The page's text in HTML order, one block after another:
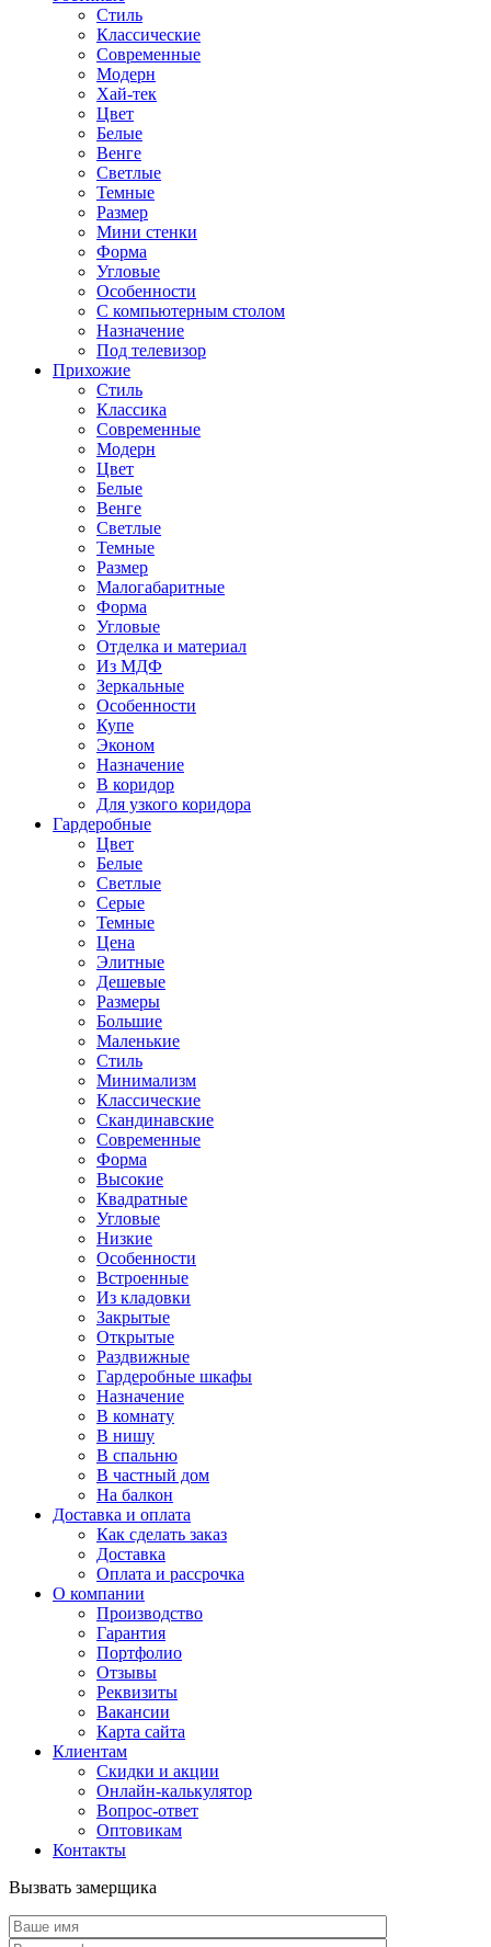
Стиль
Классические
Современные
Модерн
Хай-тек
Цвет
Белые
Венге
Светлые
Темные
Размер
Мини стенки
Форма
Угловые
Особенности
С компьютерным столом
Назначение
Под телевизор
Прихожие
Стиль
Классика
Современные
Модерн
Цвет
Белые
Венге
Светлые
Темные
Размер
Малогабаритные
Форма
Угловые
Отделка и материал
Из МДФ
Зеркальные
Особенности
Купе
Эконом
Назначение
В коридор
Для узкого коридора
Гардеробные
Цвет
Белые
Светлые
Серые
Темные
Цена
Элитные
Дешевые
Размеры
Большие
Маленькие
Стиль
Минимализм
Классические
Скандинавские
Современные
Форма
Высокие
Квадратные
Угловые
Низкие
Особенности
Встроенные
Из кладовки
Закрытые
Открытые
Раздвижные
Гардеробные шкафы
Назначение
В комнату
В нишу
В спальню
В частный дом
На балкон
Доставка и оплата
Как сделать заказ
Доставка
Оплата и рассрочка
О компании
Производство
Гарантия
Портфолио
Отзывы
Реквизиты
Вакансии
Карта сайта
Клиентам
Скидки и акции
Онлайн-калькулятор
Вопрос-ответ
Оптовикам
Контакты
Вызвать замерщика